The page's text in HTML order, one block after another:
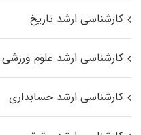
کارشناسی ارشد تاریخ
کارشناسی ارشد علوم ورزشی
کارشناسی ارشد حسابداری